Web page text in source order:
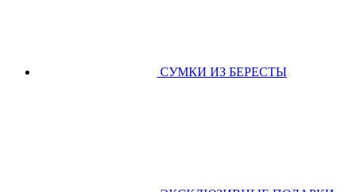
СУМКИ ИЗ БЕРЕСТЫ